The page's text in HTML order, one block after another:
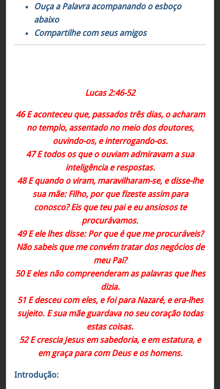
Ouça a Palavra acompanando o esboço
abaixo
Compartilhe com seus amigos
Lucas 2:46-52
46 E aconteceu que, passados três dias, o acharam
no templo, assentado no meio dos doutores,
ouvindo-os, e interrogando-os.
47 E todos os que o ouviam admiravam a sua
inteligência e respostas.
48 E quando o viram, maravilharam-se, e disse-lhe
sua mãe: Filho, por que fizeste assim para
conosco? Eis que teu pai e eu ansiosos te
procurávamos.
49 E ele lhes disse: Por que é que me procuráveis?
Não sabeis que me convém tratar dos negócios de
meu Pai?
50 E eles não compreenderam as palavras que lhes
dizia.
51 E desceu com eles, e foi para Nazaré, e era-lhes
sujeito. E sua mãe guardava no seu coração todas
estas coisas.
52 E crescia Jesus em sabedoria, e em estatura, e
em graça para com Deus e os homens.
Introdução: